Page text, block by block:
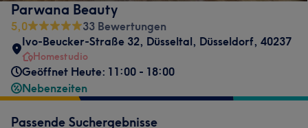
Parwana Beauty
5,0
33 Bewertungen
Ivo-Beucker-Straße 32, Düsseltal, Düsseldorf, 40237
Homestudio
Geöffnet Heute: 11:00 - 18:00
Nebenzeiten
Passende Suchergebnisse